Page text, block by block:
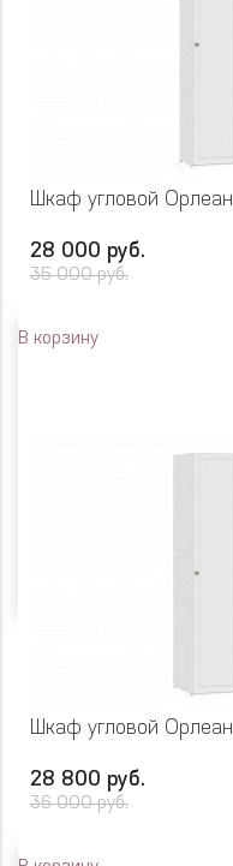
Шкаф угловой Орлеан
28 000 руб.
35 000 руб.
В корзину
Шкаф угловой Орлеан
28 800 руб.
36 000 руб.